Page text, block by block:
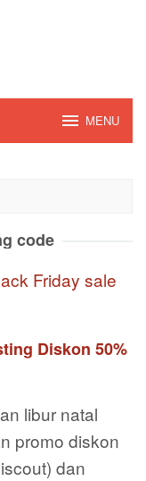
MENU
code
Diskon 50%
libur natal
promo diskon
dan